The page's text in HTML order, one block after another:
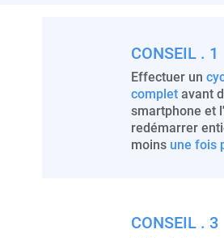
CONSEIL . 1
Effectuer un
complet avant
smartphone et
redémarrer
moins une fois
CONSEIL . 3